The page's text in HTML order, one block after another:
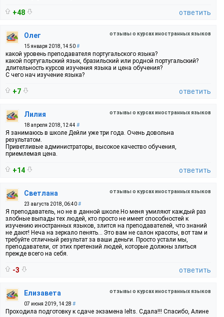
+48 ответить
отзывы о курсах иностранных языков
Олег
15 января 2018, 14:50#
какой уровень преподавателя португальского языка?
какой португальский язык, бразильский или родной португальский?
длительность курсов изучения языка и цена обучения?
С чего нач изучение языка?
+7 ответить
отзывы о курсах иностранных языков
Лилия
18 апреля 2018, 12:44 #
Я занимаюсь в школе Дейли уже три года. Очень довольна
результатом.
Приветливые администраторы, высокое качество обучения,
приемлемая цена.
+14 ответить
отзывы о курсах иностранных языков
Светлана
23 августа 2018, 06:40#
Я преподаватель, но не в данной школе.Но меня умиляют каждый раз
злобные выпады тех людей, кто просто не имеет способностей к
изучению иностранных языков, злится на преподавателей, что знаний
не дают! Неча на зеркало пенять... Это вам не салон красоты, вот там и
требуйте отличный результат за ваши деньги. Просто устали мы,
преподаватели, от этих претензий людей, которые должны злиться
прежде всего на себя.
-3 ответить
отзывы о курсах иностранных языков
Елизавета
07 июня 2019, 14:28 #
Проходила подготовку к сдаче экзамена Ielts. Сдала!!! Спасибо, Алине